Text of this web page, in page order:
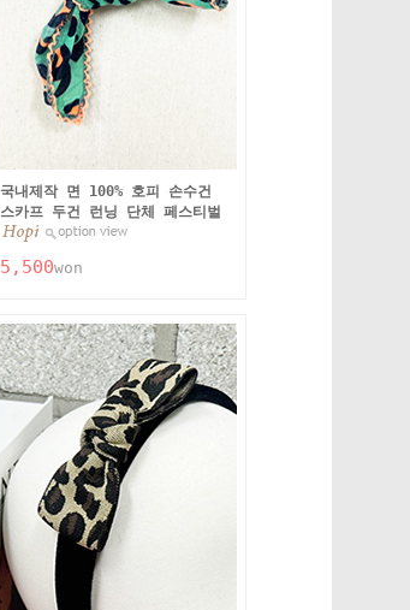
국내제작 면 100% 호피 손수건
스카프 두건 런닝 단체 페스티벌
5,500won